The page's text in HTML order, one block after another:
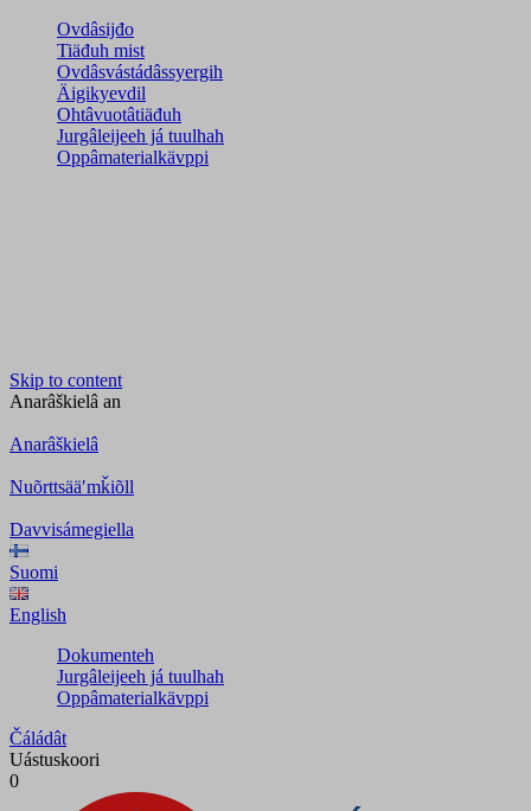
Ovdâsijđo
Tiäđuh mist
Ovdâsvástádâssyergih
Äigikyevdil
Ohtâvuotâtiäđuh
Jurgâleijeeh já tuulhah
Oppâmaterialkävppi
Skip to content
Anarâškielâ an
Anarâškielâ
Nuõrttsääʹmǩiõll
Davvisámegiella
Suomi
English
Dokumenteh
Jurgâleijeeh já tuulhah
Oppâmaterialkävppi
Čáládât
Uástuskoori
0